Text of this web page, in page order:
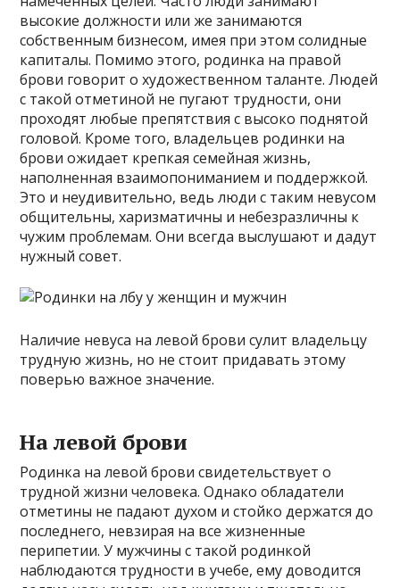
высокие должности или же занимаются
собственным бизнесом, имея при этом солидные
капиталы. Помимо этого, родинка на правой
брови говорит о художественном таланте. Людей
с такой отметиной не пугают трудности, они
проходят любые препятствия с высоко поднятой
головой. Кроме того, владельцев родинки на
брови ожидает крепкая семейная жизнь,
наполненная взаимопониманием и поддержкой.
Это и неудивительно, ведь люди с таким невусом
общительны, харизматичны и небезразличны к
чужим проблемам. Они всегда выслушают и дадут
нужный совет.
Наличие невуса на левой брови сулит владельцу
трудную жизнь, но не стоит придавать этому
поверью важное значение.
На левой брови
Родинка на левой брови свидетельствует о
трудной жизни человека. Однако обладатели
отметины не падают духом и стойко держатся до
последнего, невзирая на все жизненные
перипетии. У мужчины с такой родинкой
наблюдаются трудности в учебе, ему доводится